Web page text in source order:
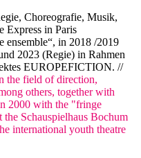
Choreografie, Musik,
Express in Paris
ensemble“, in 2018 /2019
2023 (Regie) in Rahmen
EUROPEFICTION. //
the field of direction,
others, together with
2000 with the "fringe
Schauspielhaus Bochum
international youth theatre